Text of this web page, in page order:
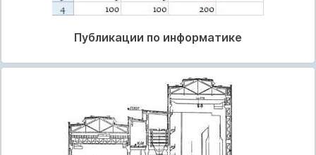
Публикации по информатике